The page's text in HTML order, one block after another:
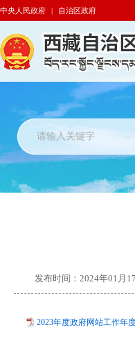
中央人民政府 | 自治区政府
发布时间： 2024年01月
2023年度政府网站工作年